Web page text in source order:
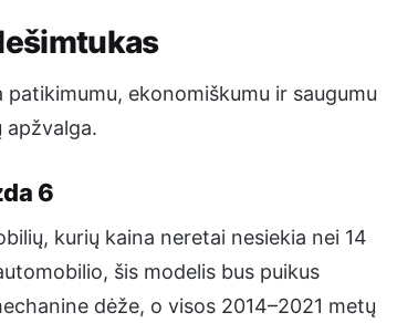
ekonomiškumu ir saugumu
apžvalga.
6
kurių kaina neretai nesiekia nei 14
šis modelis bus puikus
dėže, o visos 2014–2021 metų